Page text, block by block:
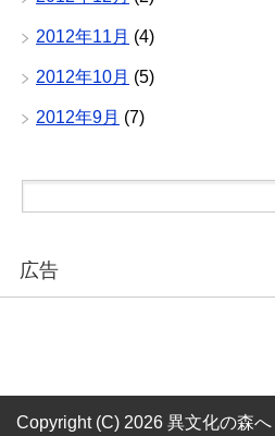
2012年11月 (4)
2012年10月 (5)
2012年9月 (7)
広告
Copyright (C) 2026 異文化の森へ